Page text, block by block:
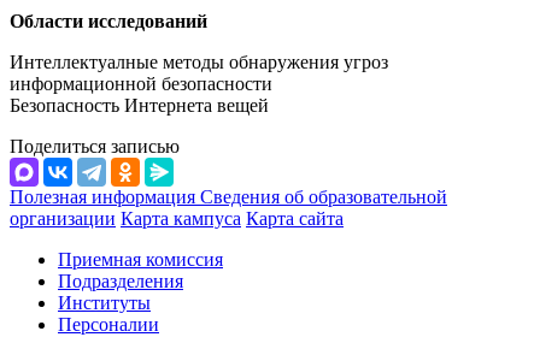
Области исследований
Интеллектуалные методы обнаружения угроз
информационной безопасности
Безопасность Интернета вещей
Поделиться записью
Полезная информация Сведения об образовательной
организации Карта кампуса Карта сайта
Приемная комиссия
Подразделения
Институты
Персоналии